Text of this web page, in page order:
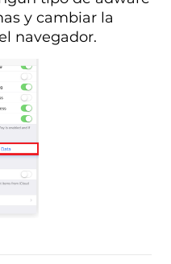
y cambiar la
navegador.